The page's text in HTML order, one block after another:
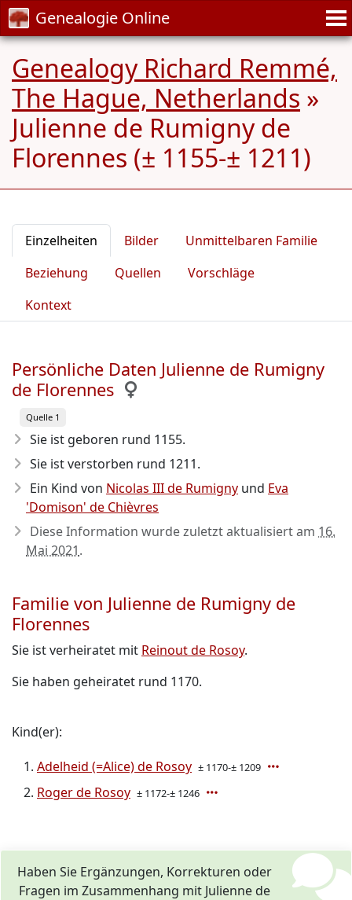
Genealogie Online
Genealogy Richard Remmé,
The Hague, Netherlands »
Julienne de Rumigny de
Florennes (± 1155-± 1211)
Einzelheiten Bilder
Unmittelbaren Familie
Beziehung
Quellen
Vorschläge
Kontext
Persönliche Daten Julienne de Rumigny
de Florennes
Quelle 1
Sie ist geboren rund 1155.
Sie ist verstorben rund 1211.
Ein Kind von Nicolas III de Rumigny und Eva
'Domison' de Chièvres
Diese Information wurde zuletzt aktualisiert am 16.
Mai 2021.
Familie von Julienne de Rumigny de
Florennes
Sie ist verheiratet mit Reinout de Rosoy.
Sie haben geheiratet rund 1170.
Kind(er):
Adelheid (=Alice) de Rosoy ± 1170-± 1209
Roger de Rosoy ± 1172-± 1246
Haben Sie Ergänzungen, Korrekturen oder
Fragen im Zusammenhang mit Julienne de